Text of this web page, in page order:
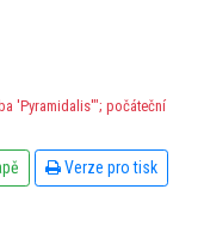
'Pyramidalis'"; počáteční
Verze pro tisk